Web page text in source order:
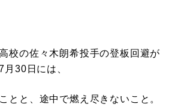
校の佐々木朗希投手の登板回避が
30日には、
とと、途中で燃え尽きないこと。